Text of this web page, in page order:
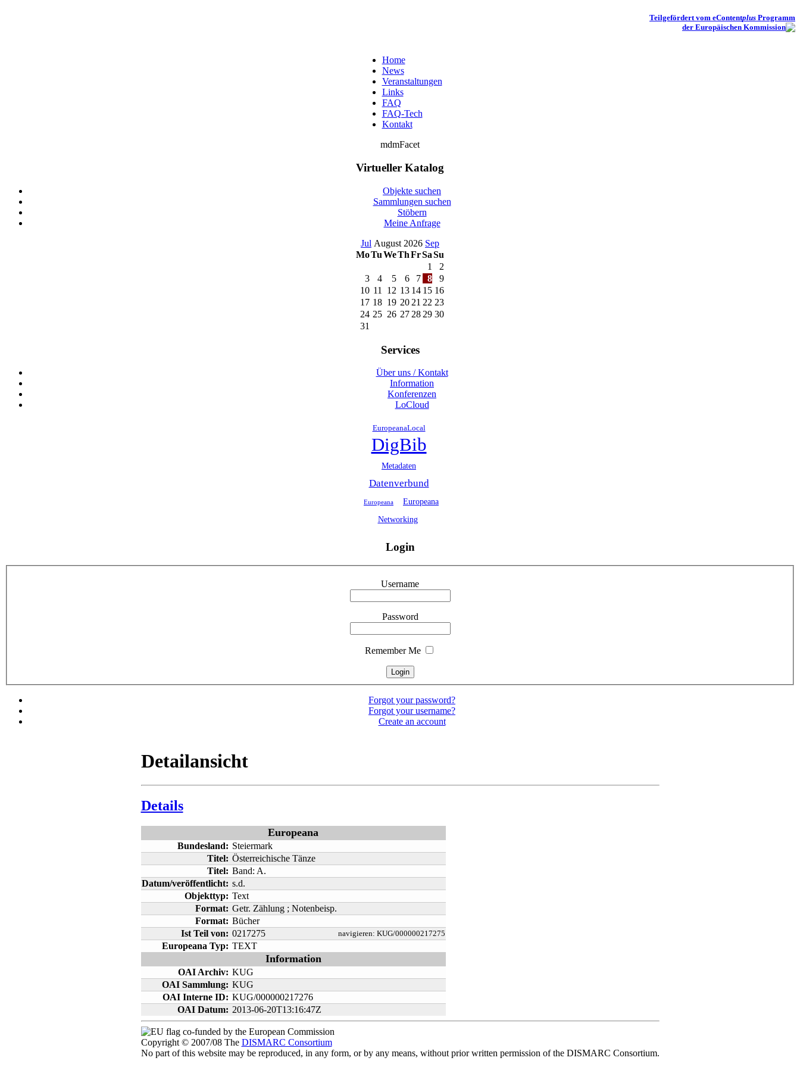
Teilgefördert vom eContentplus Programm
der Europäischen Kommission
Home
News
Veranstaltungen
Links
FAQ
FAQ-Tech
Kontakt
mdmFacet
Virtueller Katalog
Objekte suchen
Sammlungen suchen
Stöbern
Meine Anfrage
Jul August 2026 Sep
MoTuWeThFrSaSu
1
2
3
4 5 6 7 8
9
10 11 12 13 14 15 16
17 18 19 20 21 22 23
24 25 26 27 28 29 30
31
Services
Über uns / Kontakt
Information
Konferenzen
LoCloud
EuropeanaLocal
DigBib
Metadaten
Datenverbund
Europeana
Europeana
Networking
Login
Username
Password
Remember Me
Forgot your password?
Forgot your username?
Create an account
Detailansicht
Details
Europeana
Bundesland: Steiermark
Titel: Österreichische Tänze
Titel: Band: A.
Datum/veröffentlicht: s.d.
Objekttyp: Text
Format: Getr. Zählung ; Notenbeisp.
Format: Bücher
Ist Teil von: 0217275 navigieren: KUG/000000217275
Europeana Typ: TEXT
Information
OAI Archiv: KUG
OAI Sammlung: KUG
OAI Interne ID: KUG/000000217276
OAI Datum: 2013-06-20T13:16:47Z
co-funded by the European Commission
Copyright © 2007/08 The DISMARC Consortium
No part of this website may be reproduced, in any form, or by any means, without prior written permission of the DISMARC Consortium.